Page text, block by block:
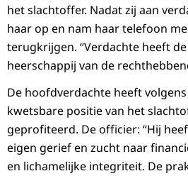
het slachtoffer. Nadat zij aan
haar op en nam haar telefoon
terugkrijgen. “Verdachte heeft
heerschappij van de
De hoofdverdachte heeft
kwetsbare positie van het
geprofiteerd. De officier: “Hij
eigen gerief en zucht naar
en lichamelijke integriteit. De